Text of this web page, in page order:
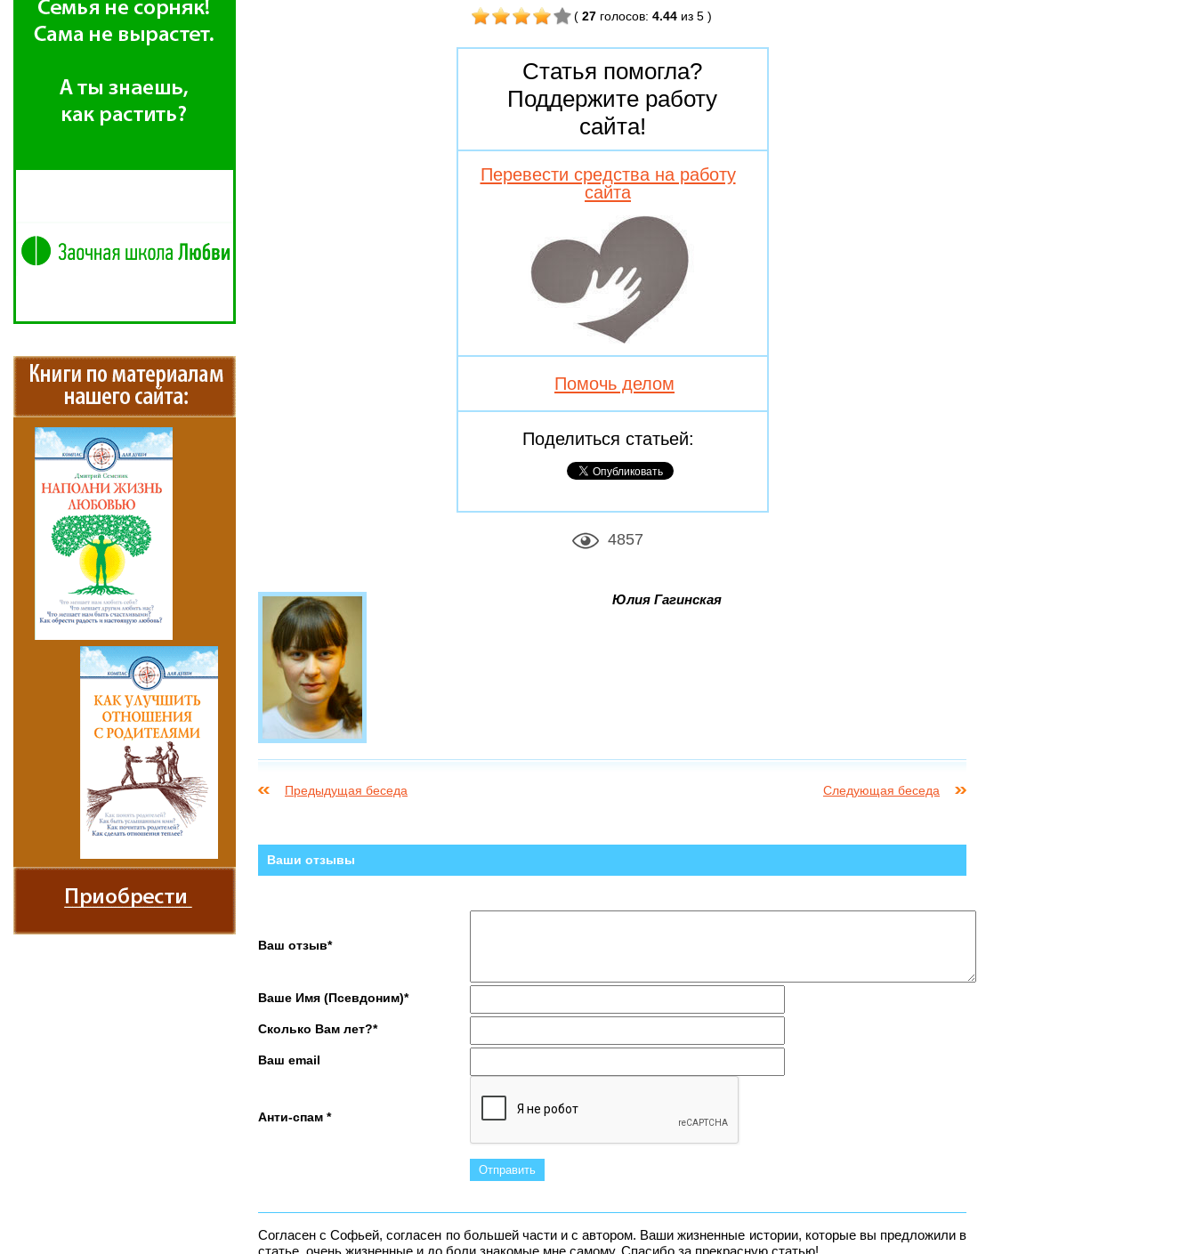
( 27 голосов: 4.44из 5)
Статья помогла?
Поддержите работу
сайта!
Перевести средства на работу
сайта
Помочь делом
Поделиться статьей:
4857
Юлия Гагинская
Предыдущая беседа Следующая беседа
Ваши отзывы
Ваш отзыв*
Ваше Имя (Псевдоним)*
Сколько Вам лет?*
Ваш email
Анти-спам *
Согласен с Софьей, согласен по большей части и с автором. Ваши жизненные истории, которые вы предложили в
статье, очень жизненные и до боли знакомые мне самому. Спасибо за прекрасную статью!